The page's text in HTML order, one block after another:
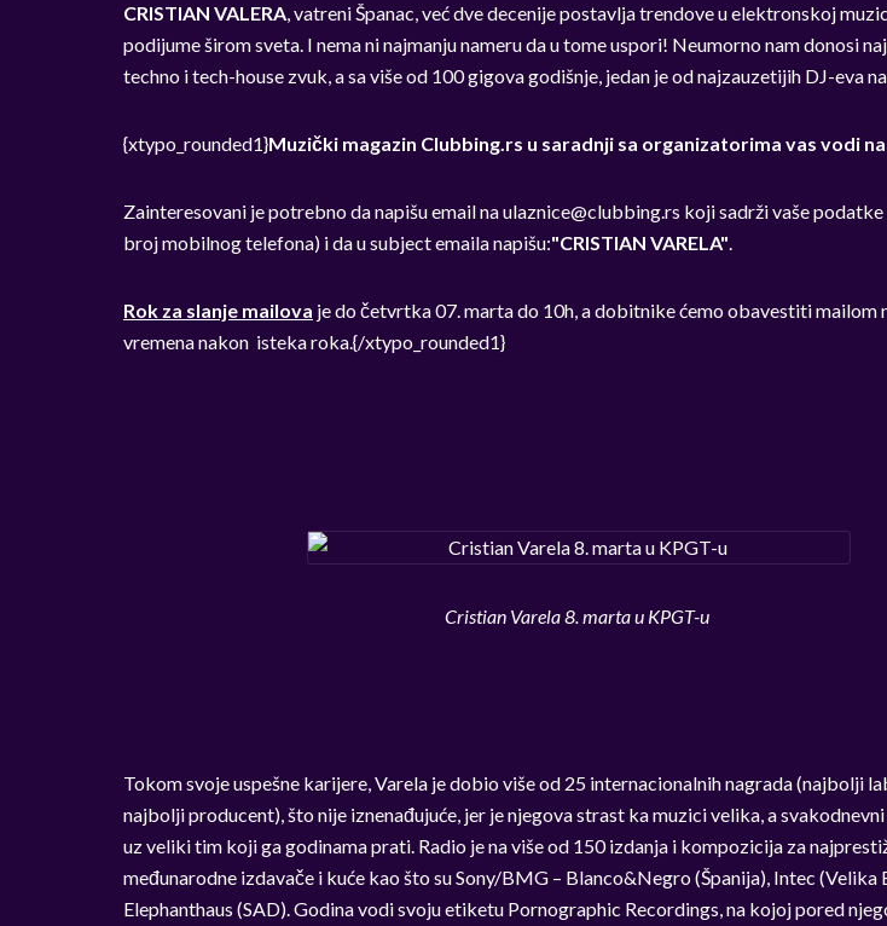
CRISTIAN VALERA, vatreni Španac, već dve decenije postavlja trendove u elektronskoj
podijume širom sveta. I nema ni najmanju nameru da u tome uspori! Neumorno nam donosi
techno i tech-house zvuk, a sa više od 100 gigova godišnje, jedan je od najzauzetijih DJ-eva
{xtypo_rounded1}Muzički magazin Clubbing.rs u saradnji sa organizatorima vas vodi
Zainteresovani je potrebno da napišu email naulaznice@clubbing.rs koji sadrži vaše
broj mobilnog telefona) i da u subject emaila napišu:"CRISTIAN VARELA".
Rok za slanje mailova je do četvrtka 07. marta do 10h, a dobitnike ćemo obavestiti mailom
vremena nakon isteka roka.{/xtypo_rounded1}
Cristian Varela 8. marta u KPGT-u
Tokom svoje uspešne karijere, Varela je dobio više od 25 internacionalnih nagrada (najbolji
najbolji producent), što nije iznenađujuće, jer je njegova strast ka muzici velika, a
uz veliki tim koji ga godinama prati. Radio je na više od 150 izdanja i kompozicija za
međunarodne izdavače i kuće kao što su Sony/BMG – Blanco&Negro (Španija), Intec (Velika
Elephanthaus (SAD). Godina vodi svoju etiketu Pornographic Recordings, na kojoj pored